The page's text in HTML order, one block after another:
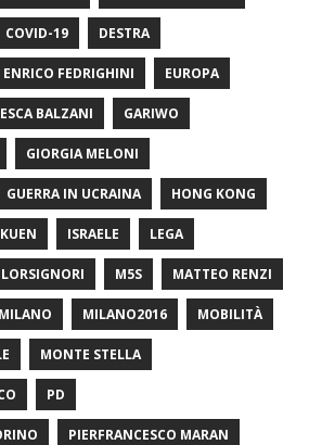
COVID-19 DESTRA
ENRICO FEDRIGHINI EUROPA
BALZANI GARIWO
GIORGIA MELONI
GUERRA IN UCRAINA HONG KONG
ISRAELE LEGA
LORSIGNORI M5S MATTEO RENZI
MILANO MILANO2016 MOBILITÀ
MONTE STELLA
PD
PIERFRANCESCO MARAN